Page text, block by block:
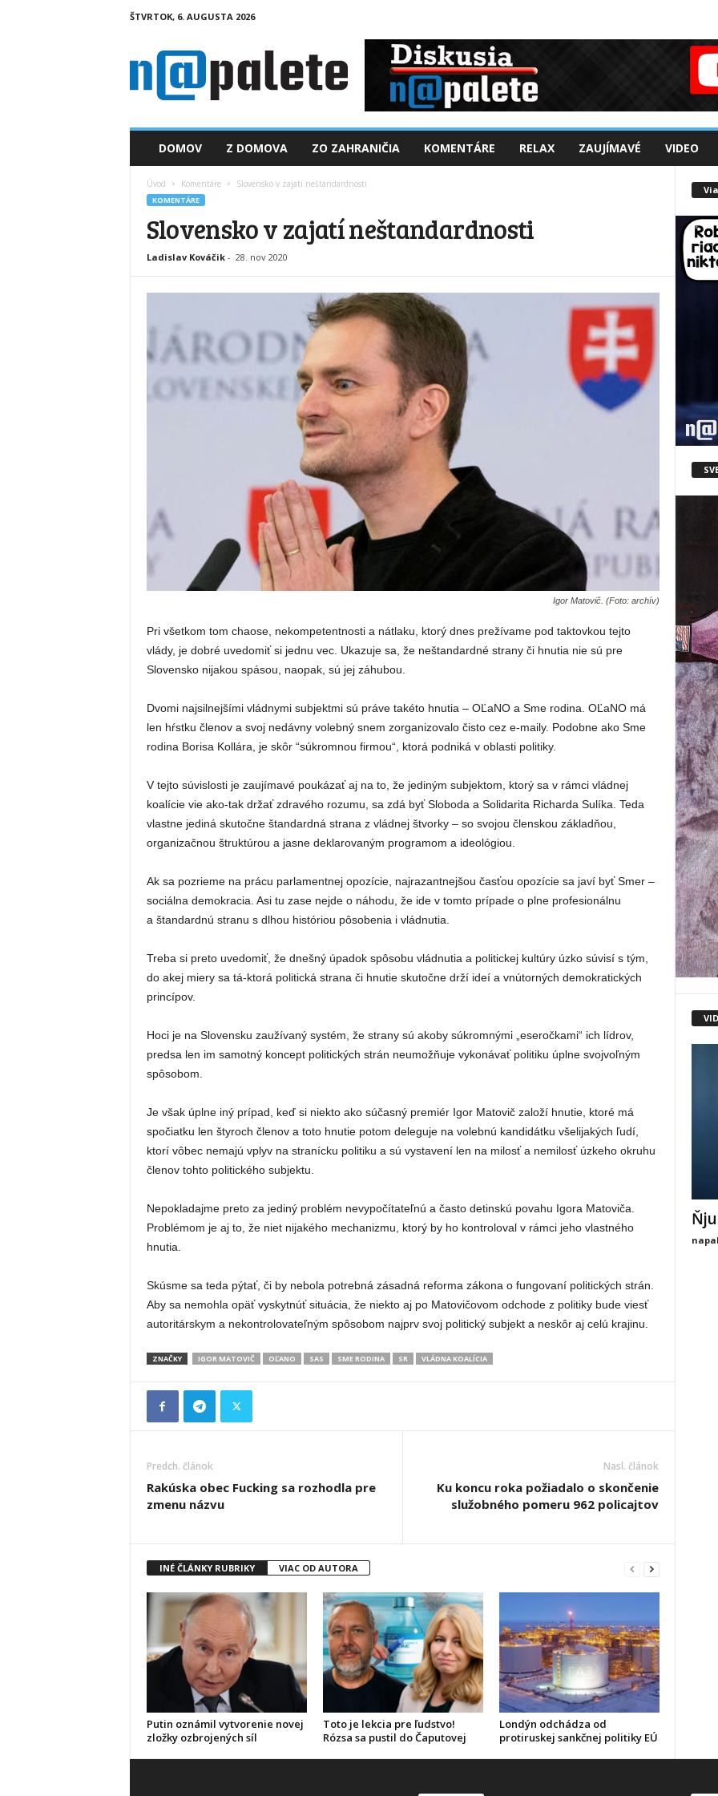
ŠTVRTOK, 6. AUGUSTA 2026
a
DOMOV Z DOMOVA ZO ZAHRANIČIA KOMENTÁRE RELAX ZAUJÍMAVÉ VIDEO
Úvod Komentáre Slovensko v zajatí neštandardnosti
KOMENTÁRE
Slovensko v zajatí neštandardnosti
Ladislav Kováčik- 28. nov 2020
Igor Matovič. (Foto: archív)
Pri všetkom tom chaose, nekompetentnosti a nátlaku, ktorý dnes prežívame pod taktovkou tejto
vlády, je dobré uvedomiť si jednu vec. Ukazuje sa, že neštandardné strany či hnutia nie sú pre
Slovensko nijakou spásou, naopak, sú jej záhubou.
Dvomi najsilnejšími vládnymi subjektmi sú práve takéto hnutia – OĽaNO a Sme rodina. OĽaNO má
len hŕstku členov a svoj nedávny volebný snem zorganizovalo čisto cez e-maily. Podobne ako Sme
rodina Borisa Kollára, je skôr “súkromnou firmou“, ktorá podniká v oblasti politiky.
V tejto súvislosti je zaujímavé poukázať aj na to, že jediným subjektom, ktorý sa v rámci vládnej
koalície vie ako-tak držať zdravého rozumu, sa zdá byť Sloboda a Solidarita Richarda Sulíka. Teda
vlastne jediná skutočne štandardná strana z vládnej štvorky – so svojou členskou základňou,
organizačnou štruktúrou a jasne deklarovaným programom a ideológiou.
Ak sa pozrieme na prácu parlamentnej opozície, najrazantnejšou časťou opozície sa javí byť Smer –
sociálna demokracia. Asi tu zase nejde o náhodu, že ide v tomto prípade o plne profesionálnu
a štandardnú stranu s dlhou históriou pôsobenia i vládnutia.
Treba si preto uvedomiť, že dnešný úpadok spôsobu vládnutia a politickej kultúry úzko súvisí s tým,
do akej miery sa tá-ktorá politická strana či hnutie skutočne drží ideí a vnútorných demokratických
princípov.
Hoci je na Slovensku zaužívaný systém, že strany sú akoby súkromnými „eseročkami“ ich lídrov,
predsa len im samotný koncept politických strán neumožňuje vykonávať politiku úplne svojvoľným
spôsobom.
Je však úplne iný prípad, keď si niekto ako súčasný premiér Igor Matovič založí hnutie, ktoré má
spočiatku len štyroch členov a toto hnutie potom deleguje na volebnú kandidátku všelijakých ľudí,
ktorí vôbec nemajú vplyv na stranícku politiku a sú vystavení len na milosť a nemilosť úzkeho okruhu
členov tohto politického subjektu.
Nepokladajme preto za jediný problém nevypočítateľnú a často detinskú povahu Igora Matoviča.
Problémom je aj to, že niet nijakého mechanizmu, ktorý by ho kontroloval v rámci jeho vlastného
hnutia.
Skúsme sa teda pýtať, či by nebola potrebná zásadná reforma zákona o fungovaní politických strán.
Aby sa nemohla opäť vyskytnúť situácia, že niekto aj po Matovičovom odchode z politiky bude viesť
autoritárskym a nekontrolovateľným spôsobom najprv svoj politický subjekt a neskôr aj celú krajinu.
ZNAČKY IGOR MATOVIČ OĽANO SAS SME RODINA SR VLÁDNA KOALÍCIA
Predch. článok
Rakúska obec Fucking sa rozhodla pre
zmenu názvu
Nasl. článok
Ku koncu roka požiadalo o skončenie
služobného pomeru 962 policajtov
INÉ ČLÁNKY RUBRIKY VIAC OD AUTORA
Putin oznámil vytvorenie novej
zložky ozbrojených síl
Toto je lekcia pre ľudstvo!
Rózsa sa pustil do Čaputovej
Londýn odchádza od
protiruskej sankčnej politiky EÚ